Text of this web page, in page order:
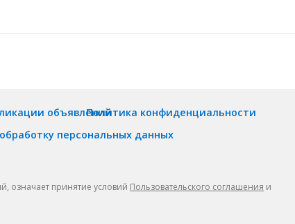
объявлений
персональных данных
Политика конфиденциальности
означает принятие условий Пользовательского соглашения и